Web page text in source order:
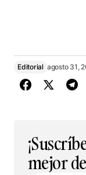
Editorial agosto 31,
mejor